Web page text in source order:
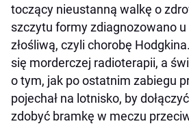
toczący nieustanną walkę o
szczytu formy zdiagnozowano
złośliwą, czyli chorobę
się morderczej radioterapii, a
o tym, jak po ostatnim zabiegu
pojechał na lotnisko, by
zdobyć bramkę w meczu